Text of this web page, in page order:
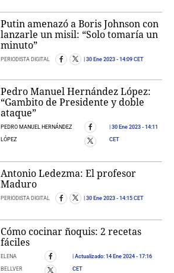
Putin amenazó a Boris Johnson con
lanzarle un misil: “Solo tomaría un
minuto”
PERIODISTA DIGITAL 30 Ene 2023 - 14:09 CET
Pedro Manuel Hernández López:
“Gambito de Presidente y doble
ataque”
PEDRO MANUEL HERNÁNDEZ
LÓPEZ
30 Ene 2023- 14:11
CET
Antonio Ledezma: El profesor
Maduro
PERIODISTA DIGITAL 30 Ene 2023 - 14:15 CET
Cómo cocinar ñoquis: 2 recetas
fáciles
ELENA
BELLVER
Actualizado:14 Ene 2024 - 17:16
CET